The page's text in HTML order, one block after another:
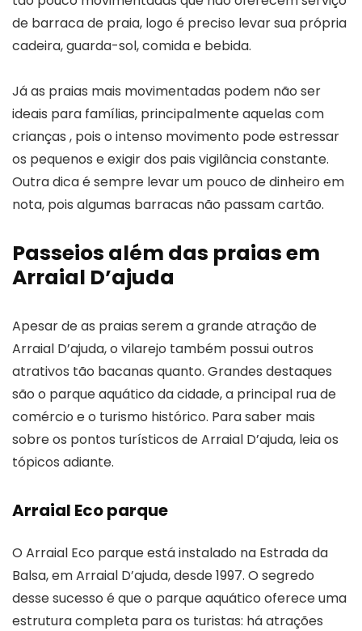
de barraca de praia, logo é preciso levar sua própria
cadeira, guarda-sol, comida e bebida.
Já as praias mais movimentadas podem não ser
ideais para famílias, principalmente aquelas com
crianças , pois o intenso movimento pode estressar
os pequenos e exigir dos pais vigilância constante.
Outra dica é sempre levar um pouco de dinheiro em
nota, pois algumas barracas não passam cartão.
Passeios além das praias em
Arraial D’ajuda
Apesar de as praias serem a grande atração de
Arraial D’ajuda, o vilarejo também possui outros
atrativos tão bacanas quanto. Grandes destaques
são o parque aquático da cidade, a principal rua de
comércio e o turismo histórico. Para saber mais
sobre os pontos turísticos de Arraial D’ajuda, leia os
tópicos adiante.
Arraial Eco parque
O Arraial Eco parque está instalado na Estrada da
Balsa, em Arraial D’ajuda, desde 1997. O segredo
desse sucesso é que o parque aquático oferece uma
estrutura completa para os turistas: há atrações